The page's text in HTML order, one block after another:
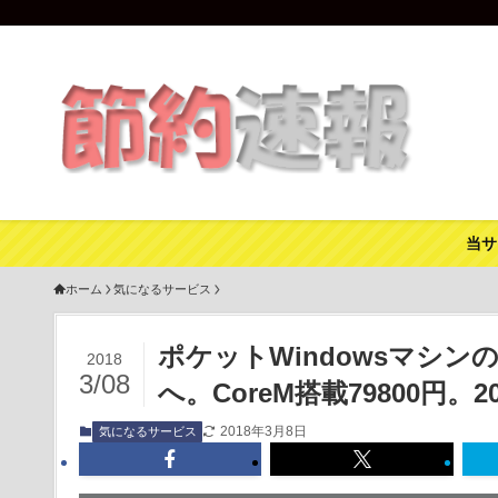
当
ホーム 気になるサービス
ポケットWindowsマシン
へ。CoreM搭載79800円。
2018
3/08
気になるサービス 2018年3月8日